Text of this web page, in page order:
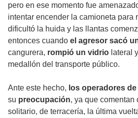
pero en ese momento fue
intentar encender la camioneta para
dificultó la huida y las llantas
entonces cuando el agresor sacó
cangurera, rompió un vidrio lateral
medallón del transporte público.
Ante este hecho, los operadores
su preocupación, ya que comentan
solitario, de terracería, la última